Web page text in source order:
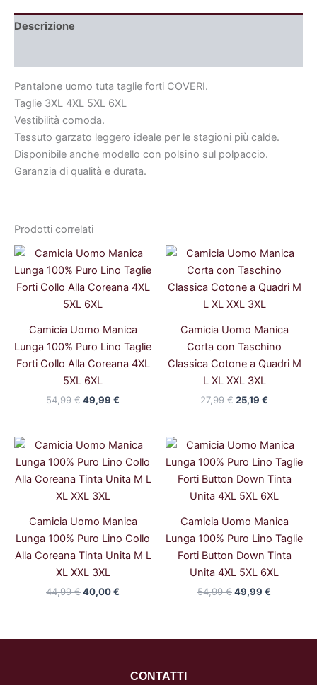
Descrizione
Pantalone uomo tuta taglie forti COVERI.
Taglie 3XL 4XL 5XL 6XL
Vestibilità comoda.
Tessuto garzato leggero ideale per le stagioni più calde.
Disponibile anche modello con polsino sul polpaccio.
Garanzia di qualità e durata.
Prodotti correlati
Camicia Uomo Manica
Lunga 100% Puro Lino Taglie
Forti Collo Alla Coreana 4XL
5XL 6XL
54,99€
Il
originale
era:
54,99 €.
49,99 €
Il
attuale
è:
Camicia Uomo Manica
Corta con Taschino
Classica Cotone a Quadri M
L XL XXL 3XL
27,99€
Il
originale
era:
27,99 €.
25,19 €
Il
attuale
è:
Camicia Uomo Manica
Lunga 100% Puro Lino Collo
Alla Coreana Tinta Unita M L
XL XXL 3XL
44,99€
Il
originale
era:
44,99 €.
40,00€
Il
attuale
è:
Camicia Uomo Manica
Lunga 100% Puro Lino Taglie
Forti Button Down Tinta
Unita 4XL 5XL 6XL
54,99€
Il
originale
era:
54,99 €.
49,99 €
Il
attuale
è:
49,99 €.
CONTATTI